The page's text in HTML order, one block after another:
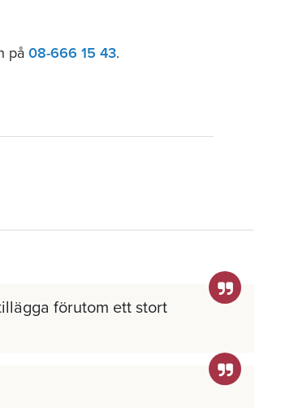
på 08-666 15 43.
förutom ett stort